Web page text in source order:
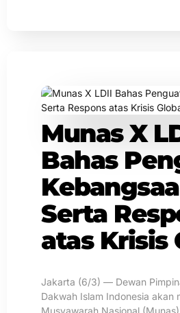
Munas X
Bahas
Serta
atas Krisis
Jakarta (6/3) — Dewan
Dakwah Islam Indonesia akan
Musyawarah Nasional